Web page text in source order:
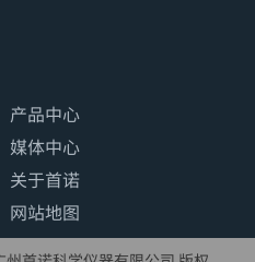
产品中心
媒体中心
关于首诺
网站地图